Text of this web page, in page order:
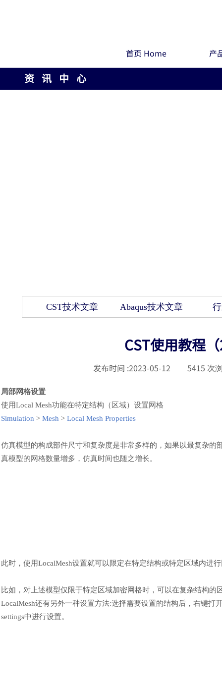
首页 Home 产
资 讯 中 心
CST技术文章 Abaqus技术文章
CST使用教程
发布时间 :2023-05-12 5415 次
局部网格设置
使用Local Mesh功能在特定结构 （ 区域） 设置网格
Simulation > Mesh > Local Mesh Properties
仿真模型的构成部件尺寸和复杂度是非常多样的，如果以最复杂
真模型的网格数量增多，仿真时间也随之增长。
此时，使用LocalMesh设置就可以限定在特定结构或特定区域内进
比如，对上述模型仅限于特定区域加密网格时，可以在复杂结构的
LocalMesh还有另外一种设置方法:选择需要设置的结构后，右键打
settings中进行设置。